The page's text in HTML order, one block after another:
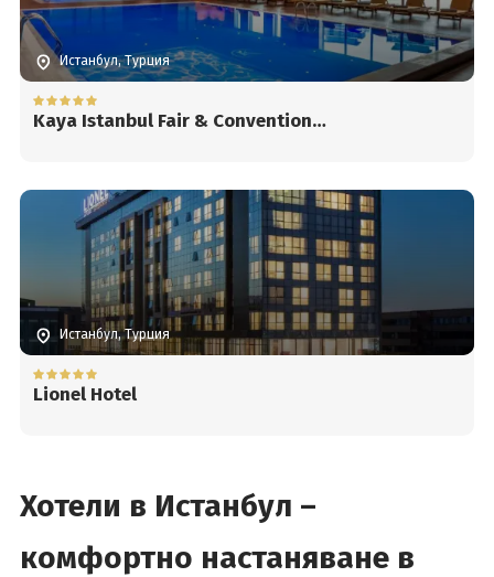
Истанбул, Турция
Kaya Istanbul Fair & Convention
Истанбул, Турция
Lionel Hotel
Хотели в Истанбул –
комфортно настаняване в